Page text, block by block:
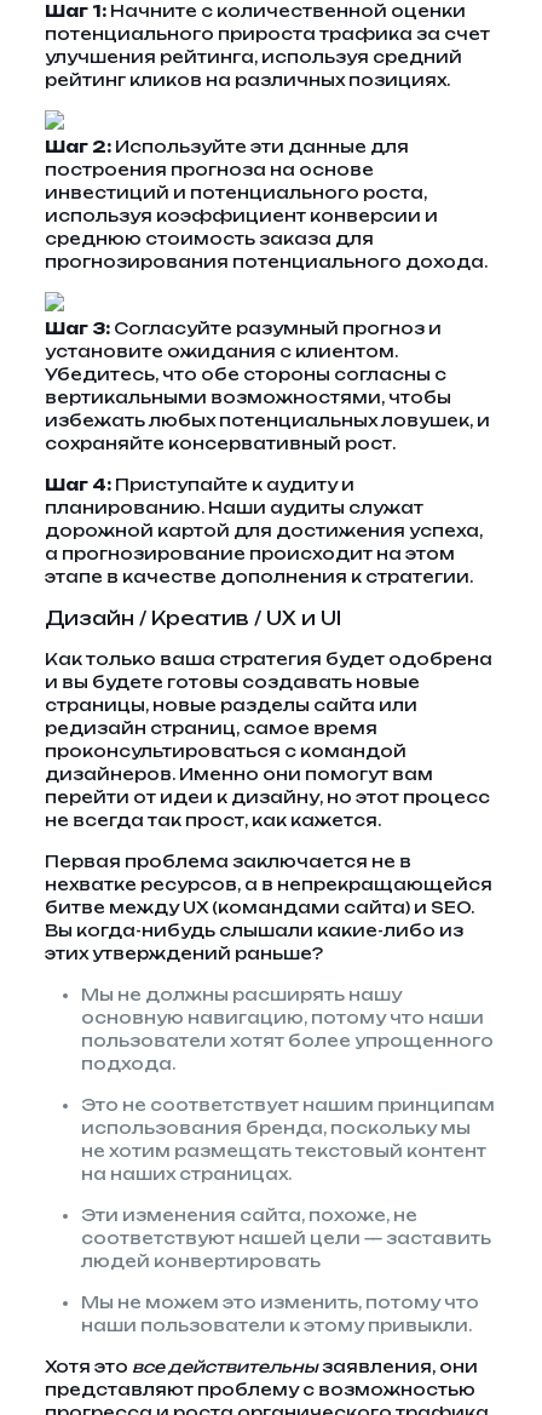
Шаг 1: Начните с количественной оценки
потенциального прироста трафика за счет
улучшения рейтинга, используя средний
рейтинг кликов на различных позициях.
Шаг 2: Используйте эти данные для
построения прогноза на основе
инвестиций и потенциального роста,
используя коэффициент конверсии и
среднюю стоимость заказа для
прогнозирования потенциального дохода.
Шаг 3: Согласуйте разумный прогноз и
установите ожидания с клиентом.
Убедитесь, что обе стороны согласны с
вертикальными возможностями, чтобы
избежать любых потенциальных ловушек, и
сохраняйте консервативный рост.
Шаг 4: Приступайте к аудиту и
планированию. Наши аудиты служат
дорожной картой для достижения успеха,
а прогнозирование происходит на этом
этапе в качестве дополнения к стратегии.
Дизайн / Креатив / UX и UI
Как только ваша стратегия будет одобрена
и вы будете готовы создавать новые
страницы, новые разделы сайта или
редизайн страниц, самое время
проконсультироваться с командой
дизайнеров. Именно они помогут вам
перейти от идеи к дизайну, но этот процесс
не всегда так прост, как кажется.
Первая проблема заключается не в
нехватке ресурсов, а в непрекращающейся
битве между UX (командами сайта) и SEO.
Вы когда-нибудь слышали какие-либо из
этих утверждений раньше?
Мы не должны расширять нашу
основную навигацию, потому что наши
пользователи хотят более упрощенного
подхода.
Это не соответствует нашим принципам
использования бренда, поскольку мы
не хотим размещать текстовый контент
на наших страницах.
Эти изменения сайта, похоже, не
соответствуют нашей цели — заставить
людей конвертировать
Мы не можем это изменить, потому что
наши пользователи к этому привыкли.
Хотя это все действительнызаявления, они
представляют проблему с возможностью